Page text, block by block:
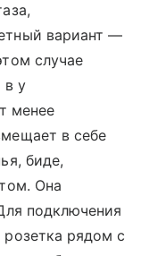
вариант —
случае
в у
менее
в себе
биде,
Она
подключения
рядом с